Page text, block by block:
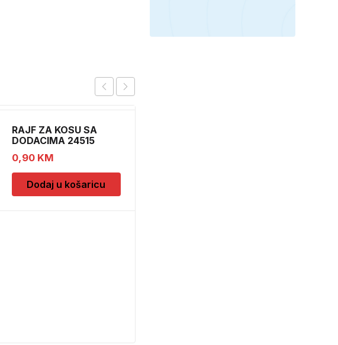
RAJF ZA KOSU SA
DODACIMA 24515
CH52451
0,90 KM
Dodaj u košaricu